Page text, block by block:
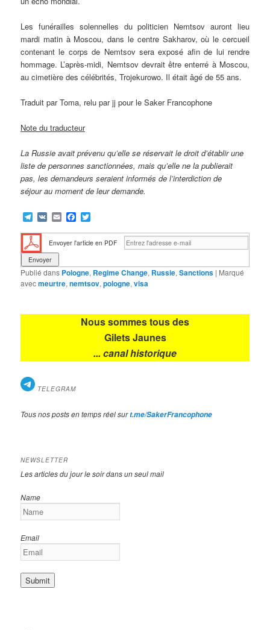
Les funérailles solennelles du politicien Nemtsov auront lieu
mardi matin à Moscou, dans le centre Sakharov, où le cercueil
contenant le corps de Nemtsov sera exposé afin de lui rendre
hommage. L’après-midi, Nemtsov devrait être enterré à Moscou,
au cimetière des célébrités, Trojekurowo. Il était âgé de 55 ans.
Traduit par Toma, relu par jj pour le Saker Francophone
Note du traducteur
La Russie avait prévenu qu’elle se réservait le droit d’établir une
liste de personnes sanctionnées, mais qu’elle ne la publierait
pas, les demandeurs seraient informés de l’interdiction de
séjour au moment de leur demande.
Telegram
VK EmailFacebook
Envoyer l'article en PDF
Publié dans Pologne, Regime Change, Russie,Sanctions | Marqué
avecmeurtre,nemtsov,pologne,visa
Nous sommes tous des
Gilets Jaunes
... canal historique
TELEGRAM
Tous nos posts en temps réel surt.me/SakerFrancophone
NEWSLETTER
Les articles du jour le soir dans un seul mail
Name
Email